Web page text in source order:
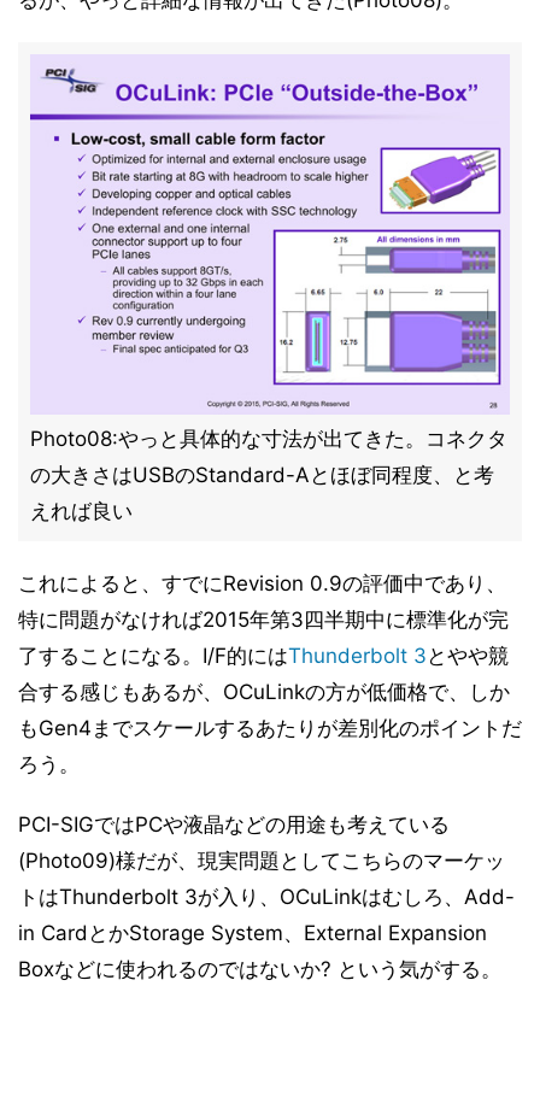
Photo08:やっと具体的な寸法が出てきた。コネクタ
の大きさはUSBのStandard-Aとほぼ同程度、と考
えれば良い
これによると、すでにRevision 0.9の評価中であり、
特に問題がなければ2015年第3四半期中に標準化が完
了することになる。I/F的にはThunderbolt 3 とやや競
合する感じもあるが、OCuLinkの方が低価格で、しか
もGen4までスケールするあたりが差別化のポイントだ
ろう。
PCI-SIGではPCや液晶などの用途も考えている
(Photo09)様だが、現実問題としてこちらのマーケッ
トはThunderbolt 3が入り、OCuLinkはむしろ、Add-
in CardとかStorage System、External Expansion
Boxなどに使われるのではないか? という気がする。